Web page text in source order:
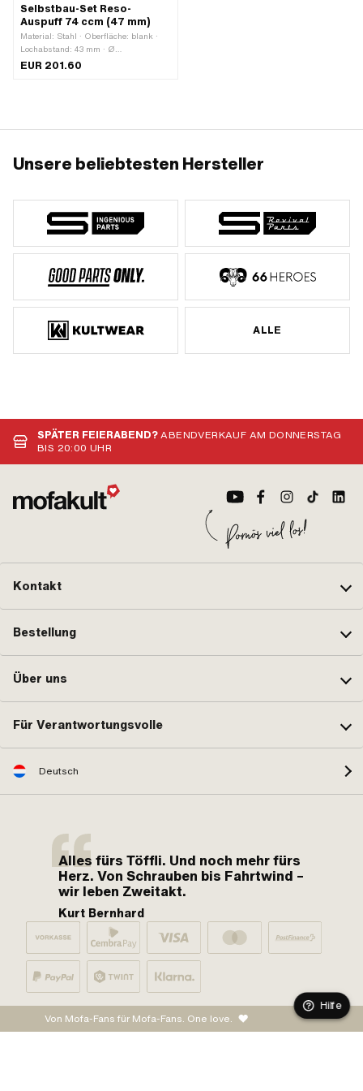
Selbstbau-Set Reso-
Auspuff 74 ccm (47 mm)
Material: Stahl · Oberfläche: blank ·
Lochabstand: 43 mm · Ø
Befestigungsloch: 7 mm
EUR 201.60
Unsere beliebtesten Hersteller
ALLE
SPÄTER FEIERABEND?ABENDVERKAUF AM DONNERSTAG
BIS 20:00 UHR
Kontakt
Bestellung
Über uns
Für Verantwortungsvolle
Deutsch
Alles fürs Töffli. Und noch mehr fürs
Herz. Von Schrauben bis Fahrtwind –
wir leben Zweitakt.
Kurt Bernhard
Von Mofa-Fans für Mofa-Fans. One love.
Hilfe